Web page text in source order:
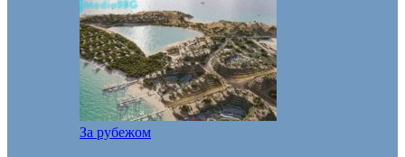
За рубежом